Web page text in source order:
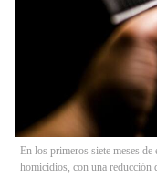
En los primeros siete meses de
homicidios, con una reducción